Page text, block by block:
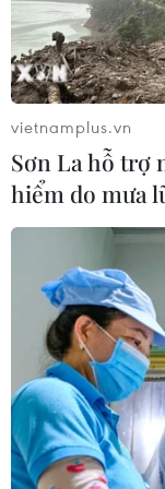
Nữ sinh Ninh
Olympic Vật lý
18/07/2026 07:51
CƠ QUAN CHỦ QUẢN:
Tổng Biên tập:
Phó Tổng Biên
THỦY
vietnamplus.vn
Sơn La hỗ trợ
hiểm do mưa